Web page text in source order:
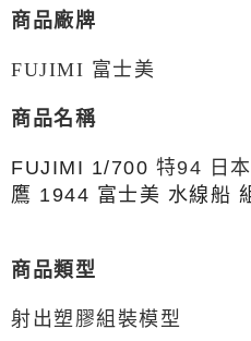
醒簡訊。
帳／街口支付／iPASS MONEY」等通
1.本服務係由「台灣大哥大股份有限公
買賣價金債權讓與本公司後，依約使
2.基於同意付款使用「大哥付你分期」
資料（包含姓名、電話或地址）提供
每筆NT$90，滿NT$3,000(含以上)
每筆NT$90，滿NT$3,000(含以上)
現貨-付款後7-11取貨
現貨-宅配
現貨-宅配(離島)
東海門市自取，需自備購物袋取貨
商品廠牌
FUJIMI 富士美
商品名稱
FUJIMI 1/700 特94 日
鷹 1944 富士美 水線船
商品類型
射出塑膠組裝模型